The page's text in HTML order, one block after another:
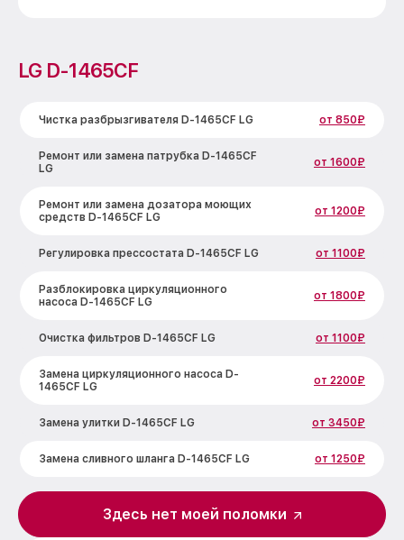
LG D-1465CF
Чистка разбрызгивателя D-1465CF LG от 850₽
Ремонт или замена патрубка D-1465CF
LG
от 1600₽
Ремонт или замена дозатора моющих
средств D-1465CF LG
от 1200₽
Регулировка прессостата D-1465CF LG от 1100₽
Разблокировка циркуляционного
насоса D-1465CF LG
от 1800₽
Очистка фильтров D-1465CF LG от 1100₽
Замена циркуляционного насоса D-
1465CF LG
от 2200₽
Замена улитки D-1465CF LG от 3450₽
Замена сливного шланга D-1465CF LG от 1250₽
Замена сливного насоса D-1465CF LG от 1590₽
от 1000₽
Здесь нет моей поломки